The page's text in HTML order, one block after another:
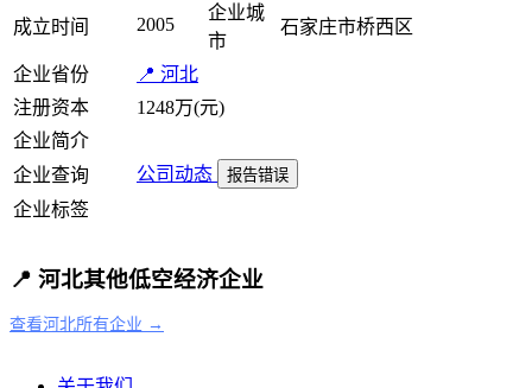
成立时间 2005
企业城
市
石家庄市桥西区
企业省份
📍 河北
注册资本
1248万(元)
企业简介
企业查询
公司动态 报告错误
企业标签
📍 河北其他低空经济企业
查看河北所有企业 →